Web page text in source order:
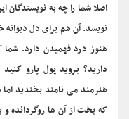
اصلا شما را چه به نویسندگان
نویسد. آن هم برای دل دیوانه
هنوز درد فهمیدن دارد.
دارید؟ بروید پول پارو
هنرمند می نامند بخندید
که بخت از آن ها روگردانده